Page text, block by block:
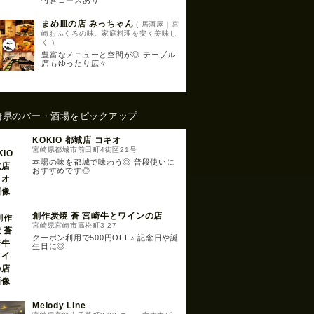
まめ皿の店 みっちゃん ( 居酒屋｜宮
崎おふくろの味。家庭料理を安く美味し
く )
豊富なメニューと空間が◎ テーブル
席もゆったり広々
県のバー・酒場をピックアップ
KOKIO 都城店 コキオ
宮崎県都城市前田町4街区21号
本場の味を都城で味わう◎ 普段使いに
おすすめです◎
創作炭焼 蒼 宮崎牛とワインの店
宮崎県宮崎市高松町3-27
クーポン利用で500円OFF♪ 記念日や誕
生日に◎
Melody Line